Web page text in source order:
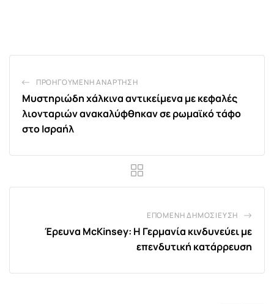
ΠΡΟΗΓΟΎΜΕΝΗ ΑΝΆΡΤΗΣΗ
Μυστηριώδη χάλκινα αντικείμενα με κεφαλές
λιονταριών ανακαλύφθηκαν σε ρωμαϊκό τάφο
στο Ισραήλ
ΕΠΌΜΕΝΗ ΔΗΜΟΣΊΕΥΣΗ
Έρευνα McKinsey: Η Γερμανία κινδυνεύει με
επενδυτική κατάρρευση